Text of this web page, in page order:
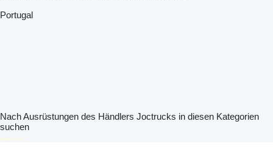
Portugal
Nach Ausrüstungen des Händlers Joctrucks in diesen Kategorien
suchen
disallow-in-dsa